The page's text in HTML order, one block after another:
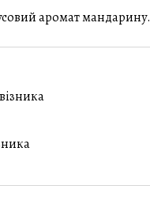
аромат мандарину.